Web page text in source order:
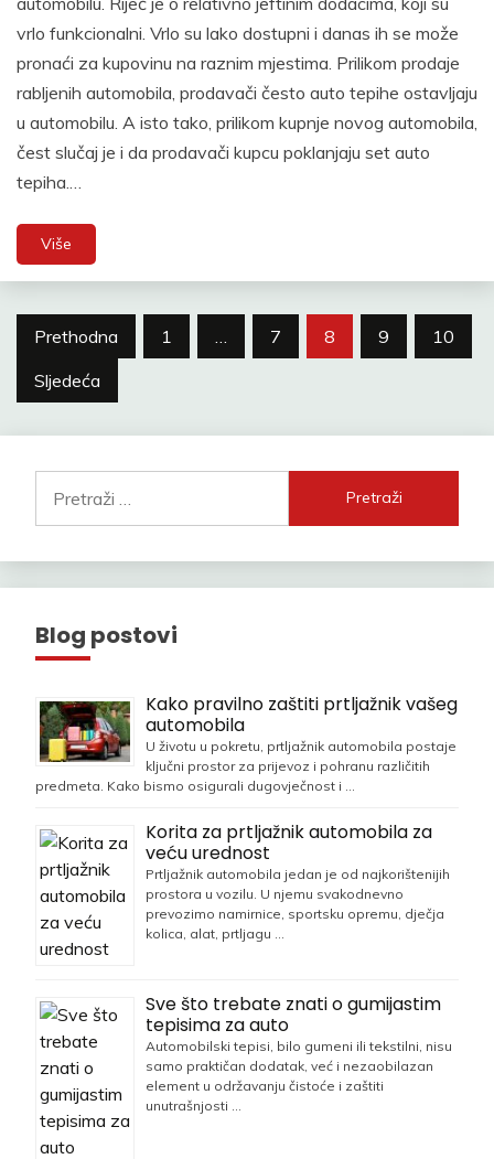
vrlo funkcionalni. Vrlo su lako dostupni i danas ih se može
pronaći za kupovinu na raznim mjestima. Prilikom prodaje
rabljenih automobila, prodavači često auto tepihe ostavljaju
u automobilu. A isto tako, prilikom kupnje novog automobila,
čest slučaj je i da prodavači kupcu poklanjaju set auto
tepiha.…
Više
Brojevi
stranica
objava
Prethodna 1 … 7 8 9
10
Sljedeća
Blog postovi
Kako pravilno zaštiti prtljažnik vašeg
automobila
U životu u pokretu, prtljažnik automobila postaje
ključni prostor za prijevoz i pohranu različitih
predmeta. Kako bismo osigurali dugovječnost i …
Korita za prtljažnik automobila za
veću urednost
Prtljažnik automobila jedan je od najkorištenijih
prostora u vozilu. U njemu svakodnevno
prevozimo namirnice, sportsku opremu, dječja
kolica, alat, prtljagu …
Sve što trebate znati o gumijastim
tepisima za auto
Automobilski tepisi, bilo gumeni ili tekstilni, nisu
samo praktičan dodatak, već i nezaobilazan
element u održavanju čistoće i zaštiti
unutrašnjosti …